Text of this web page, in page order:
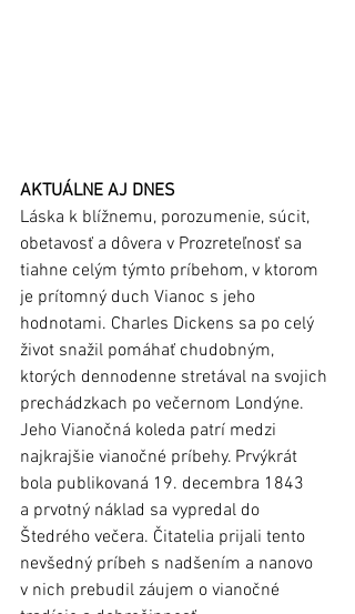
AKTUÁLNE AJ DNES
Láska k blížnemu, porozumenie, súcit,
obetavosť a dôvera v Prozreteľnosť sa
tiahne celým týmto príbehom, v ktorom
je prítomný duch Vianoc s jeho
hodnotami. Charles Dickens sa po celý
život snažil pomáhať chudobným,
ktorých dennodenne stretával na svojich
prechádzkach po večernom Londýne.
Jeho Vianočná koleda patrí medzi
najkrajšie vianočné príbehy. Prvýkrát
bola publikovaná 19. decembra 1843
a prvotný náklad sa vypredal do
Štedrého večera. Čitatelia prijali tento
nevšedný príbeh s nadšením a nanovo
v nich prebudil záujem o vianočné